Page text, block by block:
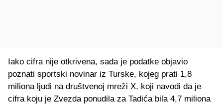
Iako cifra nije otkrivena, sada je podatke objavio
poznati sportski novinar iz Turske, kojeg prati 1,8
miliona ljudi na društvenoj mreži X, koji navodi da je
cifra koju je Zvezda ponudila za Tadića bila 4,7 miliona